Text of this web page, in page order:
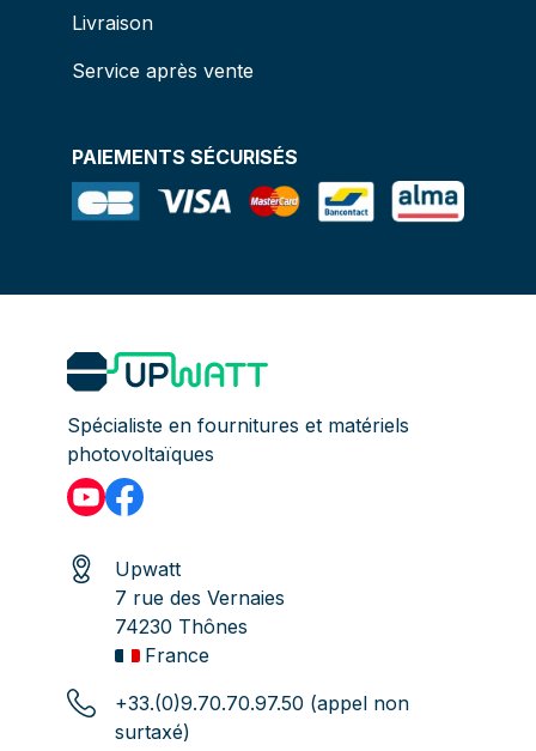
Livraison
Service après vente
PAIEMENTS SÉCURISÉS
Spécialiste en fournitures et matériels
photovoltaïques
Upwatt
7 rue des Vernaies
74230 Thônes
France
+33.(0)9.70.70.97.50 (appel non
surtaxé)